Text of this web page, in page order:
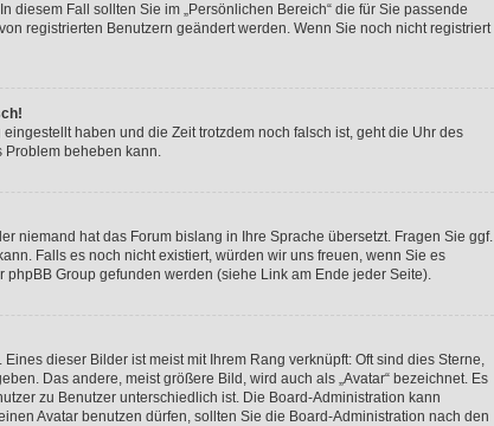
Fall sollten Sie im „Persönlichen Bereich“ die für Sie passende
registrierten Benutzern geändert werden. Wenn Sie noch nicht registriert
haben und die Zeit trotzdem noch falsch ist, geht die Uhr des
Problem beheben kann.
niemand hat das Forum bislang in Ihre Sprache übersetzt. Fragen Sie ggf.
Falls es noch nicht existiert, würden wir uns freuen, wenn Sie es
Group gefunden werden (siehe Link am Ende jeder Seite).
dieser Bilder ist meist mit Ihrem Rang verknüpft: Oft sind dies Sterne,
Das andere, meist größere Bild, wird auch als „Avatar“ bezeichnet. Es
zu Benutzer unterschiedlich ist. Die Board-Administration kann
Avatar benutzen dürfen, sollten Sie die Board-Administration nach den